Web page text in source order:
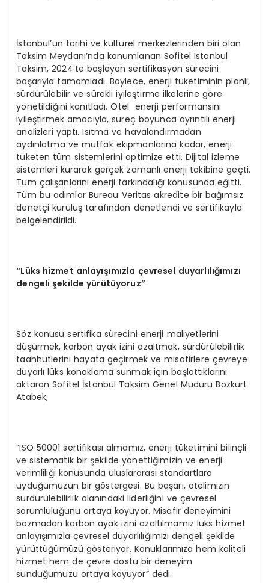
İstanbul’un tarihi ve kültürel merkezlerinden biri olan
Taksim Meydanı’nda konumlanan Sofitel Istanbul
Taksim, 2024’te başlayan sertifikasyon sürecini
başarıyla tamamladı. Böylece, enerji tüketiminin planlı,
sürdürülebilir ve sürekli iyileştirme ilkelerine göre
yönetildiğini kanıtladı. Otel enerji performansını
iyileştirmek amacıyla, süreç boyunca ayrıntılı enerji
analizleri yaptı. Isıtma ve havalandırmadan
aydınlatma ve mutfak ekipmanlarına kadar, enerji
tüketen tüm sistemlerini optimize etti. Dijital izleme
sistemleri kurarak gerçek zamanlı enerji takibine geçti.
Tüm çalışanlarını enerji farkındalığı konusunda eğitti.
Tüm bu adımlar Bureau Veritas akredite bir bağımsız
denetçi kuruluş tarafından denetlendi ve sertifikayla
belgelendirildi.
“Lüks hizmet anlayışımızla çevresel duyarlılığımızı
dengeli şekilde yürütüyoruz”
Söz konusu sertifika sürecini enerji maliyetlerini
düşürmek, karbon ayak izini azaltmak, sürdürülebilirlik
taahhütlerini hayata geçirmek ve misafirlere çevreye
duyarlı lüks konaklama sunmak için başlattıklarını
aktaran Sofitel İstanbul Taksim Genel Müdürü Bozkurt
Atabek,
“ISO 50001 sertifikası almamız, enerji tüketimini bilinçli
ve sistematik bir şekilde yönettiğimizin ve enerji
verimliliği konusunda uluslararası standartlara
uyduğumuzun bir göstergesi. Bu başarı, otelimizin
sürdürülebilirlik alanındaki liderliğini ve çevresel
sorumluluğunu ortaya koyuyor. Misafir deneyimini
bozmadan karbon ayak izini azaltılmamız lüks hizmet
anlayışımızla çevresel duyarlılığımızı dengeli şekilde
yürüttüğümüzü gösteriyor. Konuklarımıza hem kaliteli
hizmet hem de çevre dostu bir deneyim
sunduğumuzu ortaya koyuyor” dedi.